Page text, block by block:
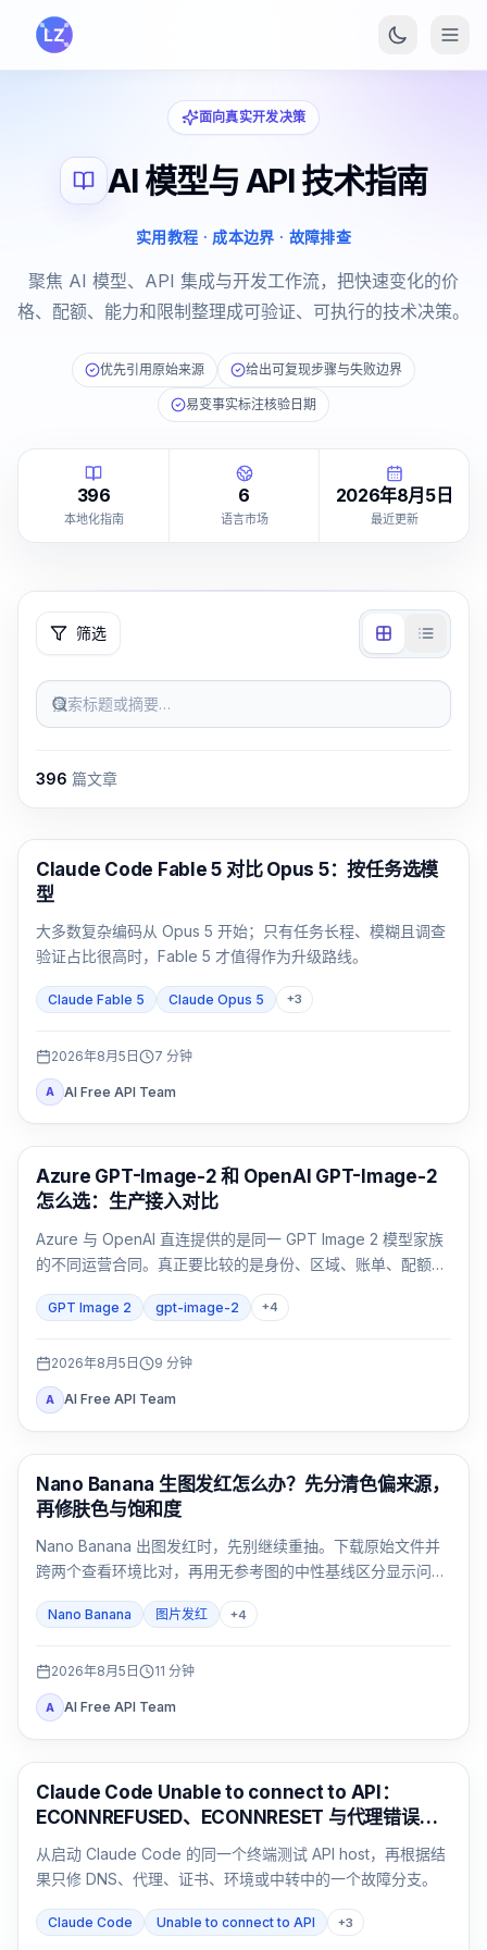
跳转到主要内容
面向真实开发决策
AI 模型与 API 技术指南
实用教程 · 成本边界 · 故障排查
聚焦 AI 模型、API 集成与开发工作流，把快速变化的价
格、配额、能力和限制整理成可验证、可执行的技术决策。
优先引用原始来源 给出可复现步骤与失败边界
易变事实标注核验日期
396
本地化指南
6
语言市场
2026年8月5日
最近更新
筛选
搜索标题或摘要…
396 篇文章
Claude Code
Claude Code Fable 5 对比 Opus 5：按任务选模
型
大多数复杂编码从 Opus 5 开始；只有任务长程、模糊且调查
验证占比很高时，Fable 5 才值得作为升级路线。
Claude Fable 5 Claude Opus 5 +3
2026年8月5日 7 分钟
A AI Free API Team
AI 图像生成
Azure GPT-Image-2 和 OpenAI GPT-Image-2
怎么选：生产接入对比
Azure 与 OpenAI 直连提供的是同一 GPT Image 2 模型家族
的不同运营合同。真正要比较的是身份、区域、账单、配额、
GPT Image 2 gpt-image-2 +4
2026年8月5日 9 分钟
A AI Free API Team
AI 图像生成
Nano Banana 生图发红怎么办？先分清色偏来源，
再修肤色与饱和度
Nano Banana 出图发红时，先别继续重抽。下载原始文件并
跨两个查看环境比对，再用无参考图的中性基线区分显示问
题、提示词暖光、参考图污染和连续编辑累积。
Nano Banana 图片发红 +4
2026年8月5日 11 分钟
A AI Free API Team
Claude Code
Claude Code Unable to connect to API：
ECONNREFUSED、ECONNRESET 与代理错误排
从启动 Claude Code 的同一个终端测试 API host，再根据结
果只修 DNS、代理、证书、环境或中转中的一个故障分支。
Claude Code Unable to connect to API +3